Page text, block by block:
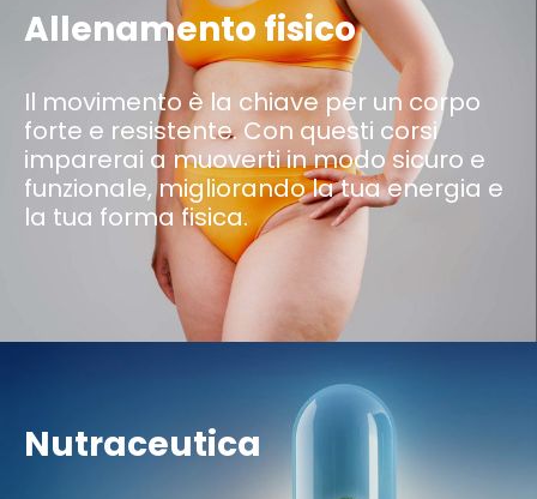
Allenamento fisico
Il movimento è la chiave per un corpo
forte e resistente. Con questi corsi
imparerai a muoverti in modo sicuro e
funzionale, migliorando la tua energia e
la tua forma fisica.
Nutraceutica